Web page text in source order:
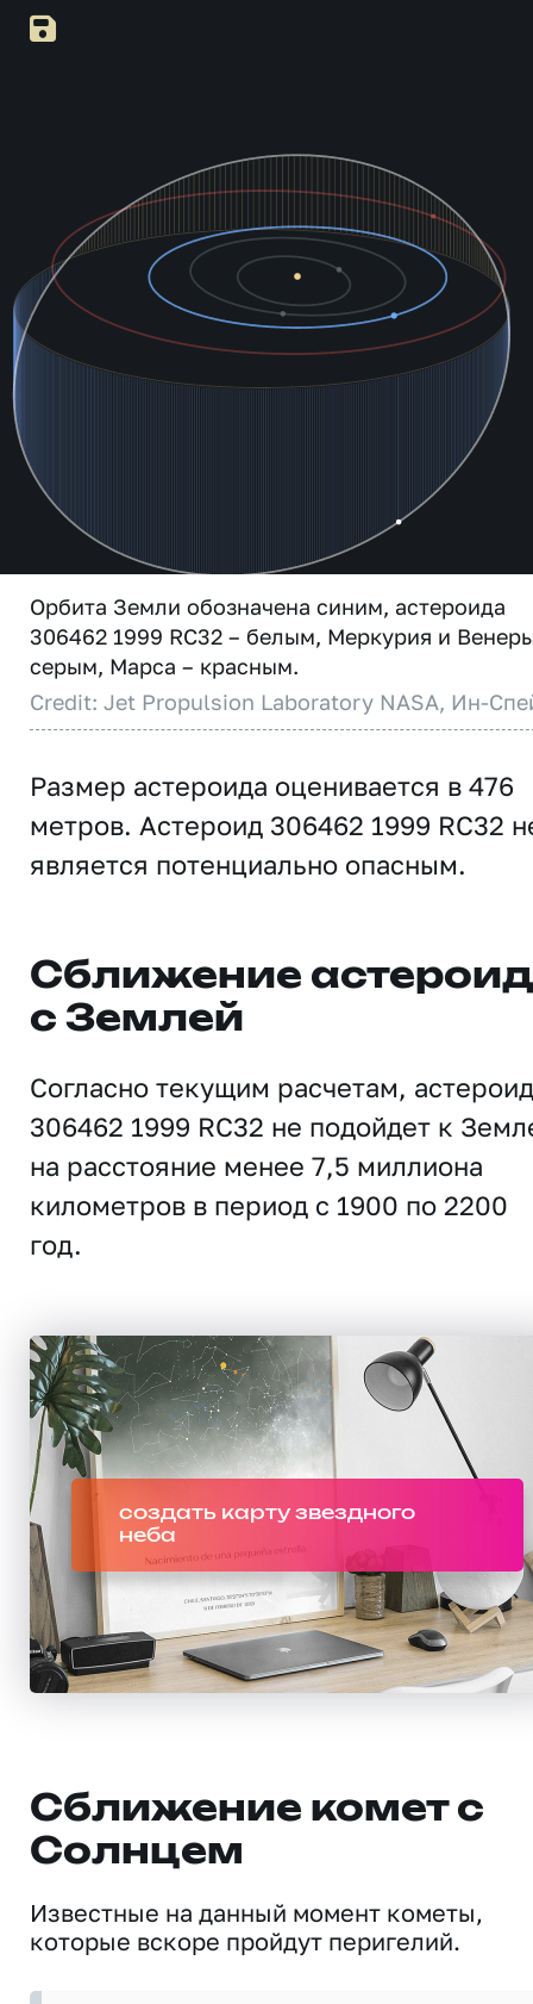
Орбита Земли обозначена синим, астероида
306462 1999 RC32 – белым, Меркурия и
серым, Марса – красным.
Credit: Jet Propulsion Laboratory NASA, Ин-
Размер астероида оценивается в 476
метров. Астероид 306462 1999 RC32
является потенциально опасным.
Сближение
с Землей
Согласно текущим расчетам, астероид
306462 1999 RC32 не подойдет к
на расстояние менее 7,5 миллиона
километров в период с 1900 по 2200
год.
создать карту звездного
неба
Сближение комет с
Солнцем
Известные на данный момент кометы,
которые вскоре пройдут перигелий.